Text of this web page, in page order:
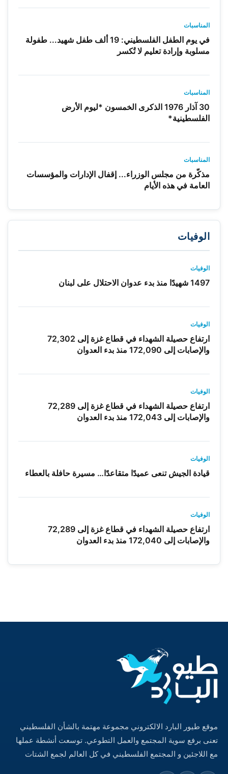
المناسبات
في يوم الطفل الفلسطيني: 19 ألف طفل شهيد... طفولة
مسلوبة وإرادة تعليم لا تُكسر
المناسبات
30 آذار 1976 الذكرى الخمسون *ليوم الأرض
الفلسطينية*
المناسبات
مذكّرة من مجلس الوزراء... إقفال الإدارات والمؤسسات
العامة في هذه الأيام
الوفيات
الوفيات
1497 شهيدًا منذ بدء عدوان الاحتلال على لبنان
الوفيات
ارتفاع حصيلة الشهداء في قطاع غزة إلى 72,302
والإصابات إلى 172,090 منذ بدء العدوان
الوفيات
ارتفاع حصيلة الشهداء في قطاع غزة إلى 72,289
والإصابات إلى 172,043 منذ بدء العدوان
الوفيات
قيادة الجيش تنعى عميدًا متقاعدًا… مسيرة حافلة بالعطاء
الوفيات
ارتفاع حصيلة الشهداء في قطاع غزة إلى 72,289
والإصابات إلى 172,040 منذ بدء العدوان
موقع طيور البارد الالكتروني مجموعة مهتمة بالشأن الفلسطيني
تعنى برفع سوية المجتمع والعمل التطوعي. توسعت أنشطة عملها
مع اللاجئين و المجتمع الفلسطيني في كل العالم لجمع الشتات